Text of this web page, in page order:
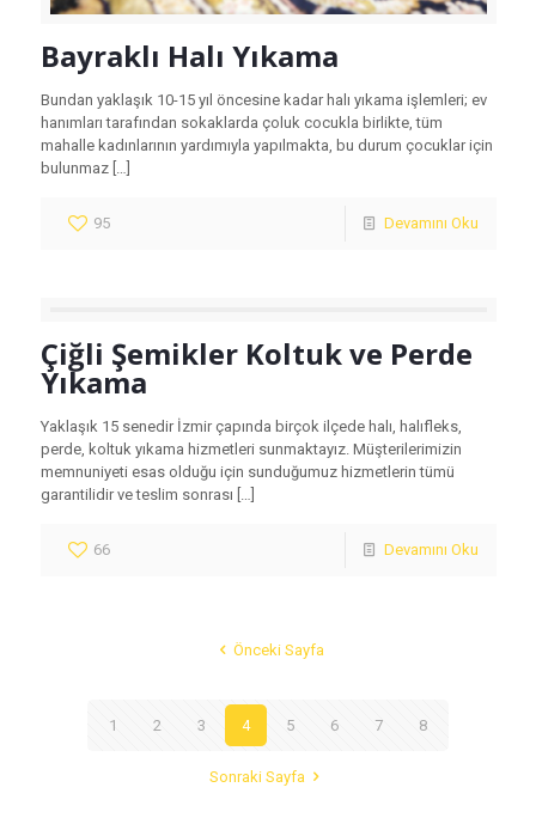
Bayraklı Halı Yıkama
Bundan yaklaşık 10-15 yıl öncesine kadar halı yıkama işlemleri; ev
hanımları tarafından sokaklarda çoluk cocukla birlikte, tüm
mahalle kadınlarının yardımıyla yapılmakta, bu durum çocuklar için
bulunmaz[…]
95 Devamını Oku
Çiğli Şemikler Koltuk ve Perde
Yıkama
Yaklaşık 15 senedir İzmir çapında birçok ilçede halı, halıfleks,
perde, koltuk yıkama hizmetleri sunmaktayız. Müşterilerimizin
memnuniyeti esas olduğu için sunduğumuz hizmetlerin tümü
garantilidir ve teslim sonrası […]
66 Devamını Oku
Önceki Sayfa
1 2 3 4 5 6 7 8
Sonraki Sayfa